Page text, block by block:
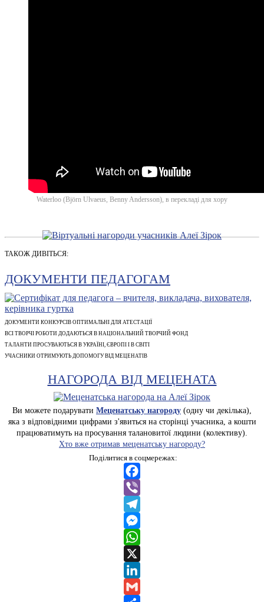
Waterloo (Björn Ulvaeus, Benny Andersson), в перекладі для хору
ТАКОЖ ДИВІТЬСЯ:
ДОКУМЕНТИ ПЕДАГОГАМ
ДОКУМЕНТИ КОНКУРСІВ ОПТИМАЛЬНІ ДЛЯ АТЕСТАЦІЇ
ВСІ ТВОРЧІ РОБОТИ ДОДАЮТЬСЯ В НАЦІОНАЛЬНИЙ ТВОРЧИЙ ФОНД
ТАЛАНТИ ПРОСУВАЮТЬСЯ В УКРАЇНІ, ЄВРОПІ І В СВІТІ
УЧАСНИКИ ОТРИМУЮТЬ ДОПОМОГУ ВІД МЕЦЕНАТІВ
НАГОРОДА ВІД МЕЦЕНАТА
Ви можете подарувати Меценатську нагороду (одну чи декілька),
яка з відповідними цифрами з'явиться на сторінці учасника, а кошти
працюватимуть на просування талановитої людини (колективу).
Хто вже отримав меценатську нагороду?
Поділитися в соцмережах:
Facebook
Viber
Telegram
Messenger
WhatsApp
X
LinkedIn